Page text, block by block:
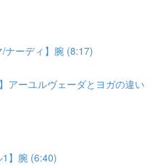
/ナーディ】腕 (8:17)
アーユルヴェーダとヨガの違い
1】腕 (6:40)